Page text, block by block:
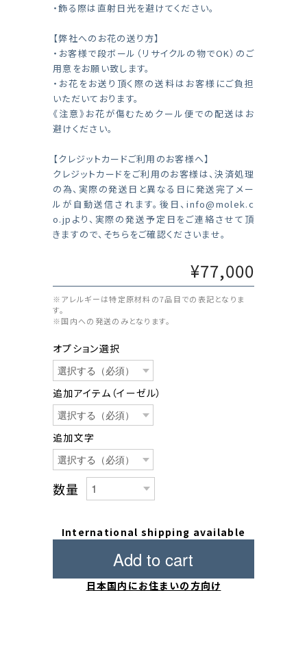
・飾る際は直射日光を避けてください。
【弊社へのお花の送り方】
・お客様で段ボール（リサイクルの物でOK）のご
用意をお願い致します。
・お花をお送り頂く際の送料はお客様にご負担
いただいております。
《注意》お花が傷むためクール便での配送はお
避けください。
【クレジットカードご利用のお客様へ】
クレジットカードをご利用のお客様は、決済処理
の為、実際の発送日と異なる日に発送完了メー
ルが自動送信されます。後日、info@molek.c
o.jp より、実際の発送予定日をご連絡させて頂
きますので、そちらをご確認くださいませ。
¥77,000
※アレルギーは特定原材料の7品目での表記となりま
す。
※国内への発送のみとなります。
オプション選択
追加アイテム（イーゼル）
追加文字
数量
International shipping available
Add to cart
日本国内にお住まいの方向け